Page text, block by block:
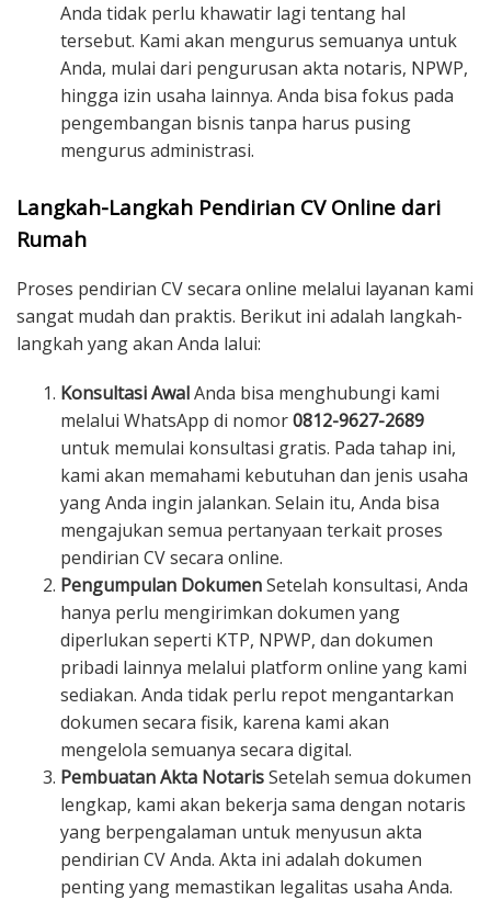
Anda tidak perlu khawatir lagi tentang hal
tersebut. Kami akan mengurus semuanya untuk
Anda, mulai dari pengurusan akta notaris, NPWP,
hingga izin usaha lainnya. Anda bisa fokus pada
pengembangan bisnis tanpa harus pusing
mengurus administrasi.
Langkah-Langkah Pendirian CV Online dari
Rumah
Proses pendirian CV secara online melalui layanan kami
sangat mudah dan praktis. Berikut ini adalah langkah-
langkah yang akan Anda lalui:
Konsultasi AwalAnda bisa menghubungi kami
melalui WhatsApp di nomor0812-9627-2689
untuk memulai konsultasi gratis. Pada tahap ini,
kami akan memahami kebutuhan dan jenis usaha
yang Anda ingin jalankan. Selain itu, Anda bisa
mengajukan semua pertanyaan terkait proses
pendirian CV secara online.
Pengumpulan DokumenSetelah konsultasi, Anda
hanya perlu mengirimkan dokumen yang
diperlukan seperti KTP, NPWP, dan dokumen
pribadi lainnya melalui platform online yang kami
sediakan. Anda tidak perlu repot mengantarkan
dokumen secara fisik, karena kami akan
mengelola semuanya secara digital.
Pembuatan Akta NotarisSetelah semua dokumen
lengkap, kami akan bekerja sama dengan notaris
yang berpengalaman untuk menyusun akta
pendirian CV Anda. Akta ini adalah dokumen
penting yang memastikan legalitas usaha Anda.